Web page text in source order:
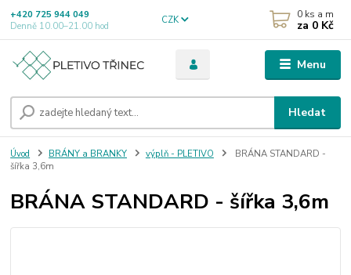
Menu
CZK
Hledat
+420 725 944 049
Denně 10.00–21.00 hod
0 ks a m
za 0 Kč
Úvod BRÁNY a BRANKY výplň - PLETIVO
BRÁNA STANDARD -
šířka 3,6m
BRÁNA STANDARD - šířka 3,6m